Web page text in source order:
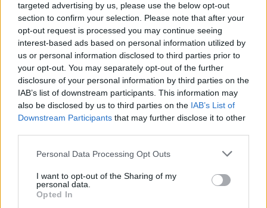
targeted advertising by us, please use the below opt-out
section to confirm your selection. Please note that after your
opt-out request is processed you may continue seeing
interest-based ads based on personal information utilized by
us or personal information disclosed to third parties prior to
your opt-out. You may separately opt-out of the further
disclosure of your personal information by third parties on the
IAB’s list of downstream participants. This information may
also be disclosed by us to third parties on the IAB’s List of
Downstream Participants that may further disclose it to other
Please note that this website/app uses one or more Google
not limited to your visit or usage behaviour. You may click to
grant or deny consent to Google and its third-party tags to
use your data for below specified purposes in below Google
Personal Data Processing Opt Outs
I want to opt-out of the Sharing of my
personal data.
Opted In
תפקידים בתחום הטיפול האישי
Personal care positions in English
עובדים אלו מתעסקים בדרך כלל בתחום הספא, סלוני
יופי, מנהלי סלון יופי, קוסמטיקאיות, צוות רפואי,
תפקידי סיפון ומכונה